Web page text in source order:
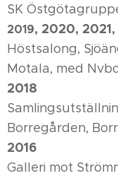
SK
2019, 2020,
Höstsalong,
Motala, med
2018
Borregården,
2016
Galleri mot